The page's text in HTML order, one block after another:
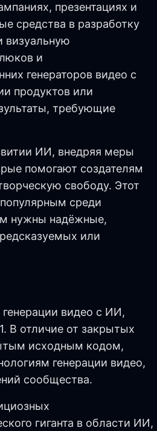
презентациях и
средства в разработку
визуальную
и
генераторов видео с
продуктов или
требующие
ИИ, внедряя меры
помогают создателям
свободу. Этот
среди
нужны надёжные,
или
видео с ИИ,
В отличие от закрытых
исходным кодом,
генерации видео,
сообщества.
гиганта в области ИИ,